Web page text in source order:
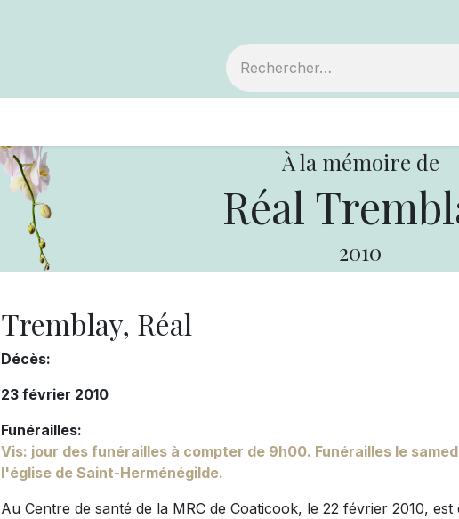
À la mémoire de
Réal
2010
Tremblay, Réal
Décès:
23 février 2010
Funérailles:
Vis: jour des funérailles à compter de 9h00. Funérailles le
l'église de Saint-Herménégilde.
Au Centre de santé de la MRC de Coaticook, le 22 février 2010,